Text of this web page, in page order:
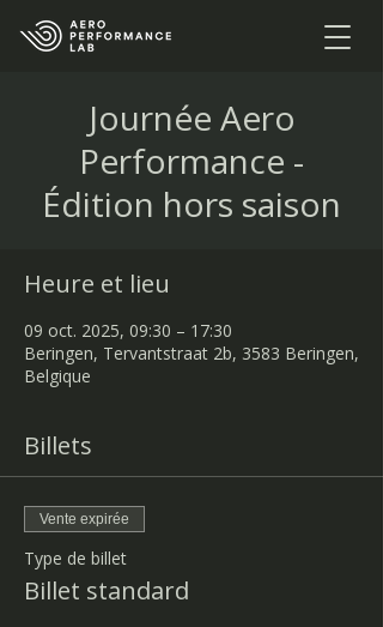
Journée Aero
Performance -
Édition hors saison
Heure et lieu
09 oct. 2025, 09:30 – 17:30
Beringen, Tervantstraat 2b, 3583 Beringen,
Belgique
Billets
Vente expirée
Type de billet
Billet standard